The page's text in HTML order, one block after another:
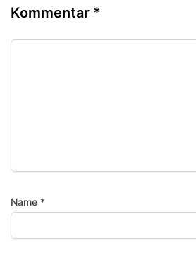
Kommentar *
Name *